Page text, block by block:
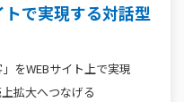
で実現する対話型
をWEBサイト上で実現
拡大へつなげる